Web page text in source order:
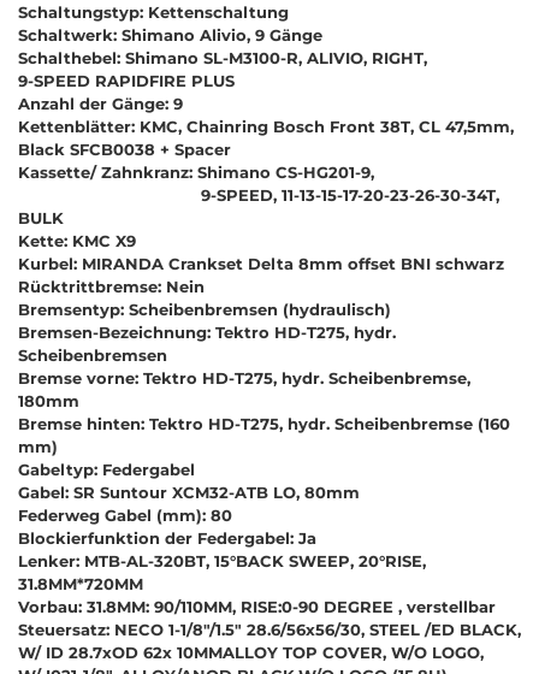
Schaltungstyp: Kettenschaltung
Schaltwerk: Shimano Alivio, 9 Gänge
Schalthebel: Shimano SL-M3100-R, ALIVIO, RIGHT,
9-SPEED RAPIDFIRE PLUS
Anzahl der Gänge: 9
Kettenblätter: KMC, Chainring Bosch Front 38T, CL 47,5mm,
Black SFCB0038 + Spacer
Kassette/ Zahnkranz: Shimano CS-HG201-9,
9-SPEED, 11-13-15-17-20-23-26-30-34T,
BULK
Kette: KMC X9
Kurbel: MIRANDA Crankset Delta 8mm offset BNI schwarz
Rücktrittbremse: Nein
Bremsentyp: Scheibenbremsen (hydraulisch)
Bremsen-Bezeichnung: Tektro HD-T275, hydr.
Scheibenbremsen
Bremse vorne: Tektro HD-T275, hydr. Scheibenbremse,
180mm
Bremse hinten: Tektro HD-T275, hydr. Scheibenbremse (160
mm)
Gabeltyp: Federgabel
Gabel: SR Suntour XCM32-ATB LO, 80mm
Federweg Gabel (mm): 80
Blockierfunktion der Federgabel: Ja
Lenker: MTB-AL-320BT, 15°BACK SWEEP, 20°RISE,
31.8MM*720MM
Vorbau: 31.8MM: 90/110MM, RISE:0-90 DEGREE , verstellbar
Steuersatz: NECO 1-1/8"/1.5" 28.6/56x56/30, STEEL /ED BLACK,
W/ ID 28.7xOD 62x 10MMALLOY TOP COVER, W/O LOGO,